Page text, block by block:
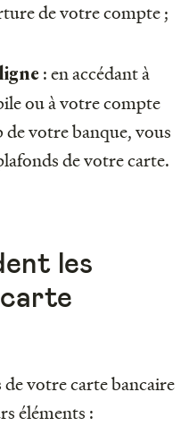
de votre compte ;
:en accédant à
ou à votre compte
de votre banque, vous
de votre carte.
les
votre carte bancaire
éléments :